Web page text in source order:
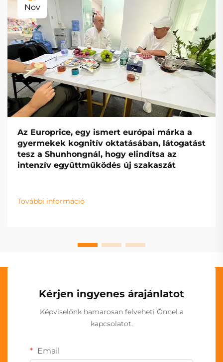
Nov
Az Europrice, egy ismert európai márka a
gyermekek kognitív oktatásában, látogatást
tesz a Shunhongnál, hogy elindítsa az
intenzív együttműködés új szakaszát
További információ
Kérjen ingyenes árajánlatot
Képviselőnk hamarosan felveheti Önnel a
kapcsolatot.
Email